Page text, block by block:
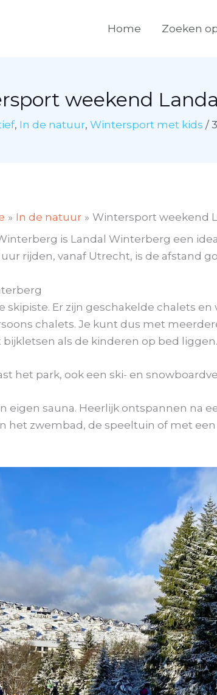
Home Zoeken
weekend
, In de natuur, Wintersport met kids /
In de natuur
Wintersport weekend
is Landal Winterberg een
rijden, vanaf Utrecht, is de afstand
skipiste. Er zijn geschakelde chalets
chalets. Je kunt dus met
als de kinderen op bed liggen.
het park, ook een ski- en
eigen sauna. Heerlijk ontspannen na
het zwembad, de speeltuin of met